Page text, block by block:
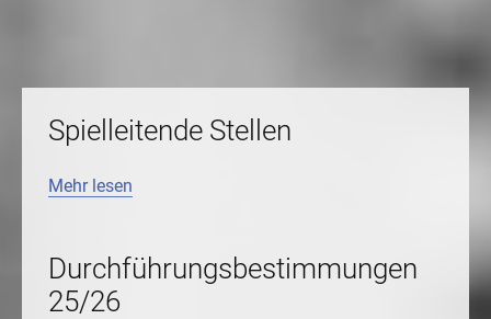
Spielleitende Stellen
Mehr lesen
Durchführungsbestimmungen
25/26